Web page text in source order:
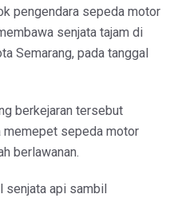
pengendara sepeda motor
senjata tajam di
Semarang, pada tanggal
berkejaran tersebut
memepet sepeda motor
berlawanan.
senjata api sambil